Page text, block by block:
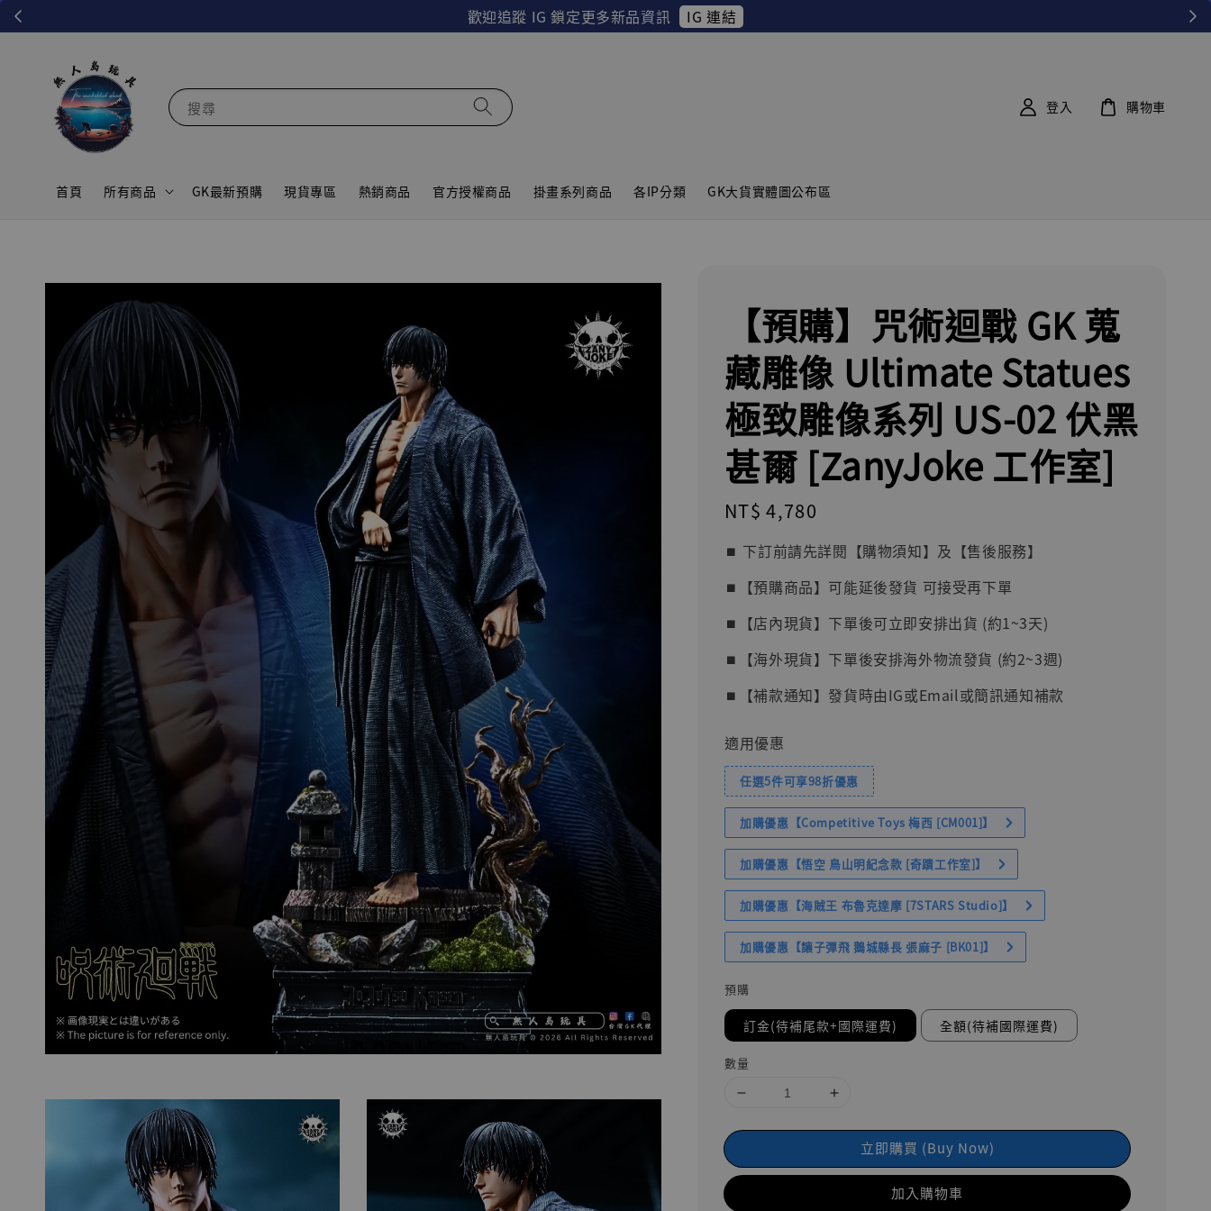
歡迎追蹤 IG 鎖定更多新品資訊 IG 連結
搜尋
首頁 所有商品 GK最新預購 現貨專區 熱銷商品 官方授權商品 掛畫系列商品 各IP分類 GK大貨實體圖公布區
登入 購物車
【預購】咒術迴戰 GK 蒐
藏雕像 Ultimate Statues
極致雕像系列 US-02 伏黑
甚爾 [ZanyJoke 工作室]
Regular
price
NT$ 4,780
⏹︎ 下訂前請先詳閱【購物須知】及【售後服務】
⏹︎【預購商品】可能延後發貨 可接受再下單
⏹︎【店內現貨】下單後可立即安排出貨 (約1~3天)
⏹︎【海外現貨】下單後安排海外物流發貨 (約2~3週)
⏹︎【補款通知】發貨時由IG或Email或簡訊通知補款
適用優惠
任選5件可享98折優惠
加購優惠【Competitive Toys 梅西 [CM001]】
加購優惠【悟空 鳥山明紀念款 [奇蹟工作室]】
加購優惠【海賊王 布魯克達摩 [7STARS Studio]】
加購優惠【讓子彈飛 鵝城縣長 張麻子 [BK01]】
預購
訂金(待補尾款+國際運費) 全額(待補國際運費)
數量
立即購買 (Buy Now)
加入購物車